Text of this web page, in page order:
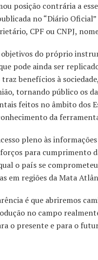
posição contrária a
no “Diário
CPF ou CNPJ,
do próprio
pode ainda ser
benefícios à
tornando público os
feitos no âmbito dos
da
pleno às
para cumprimento
o país se
em regiões da Mata
é que abriremos
no campo
o presente e para o